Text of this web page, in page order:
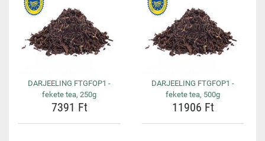
DARJEELING FTGFOP1 -
fekete tea, 250g
7391 Ft
DARJEELING FTGFOP1 -
fekete tea, 500g
11906 Ft